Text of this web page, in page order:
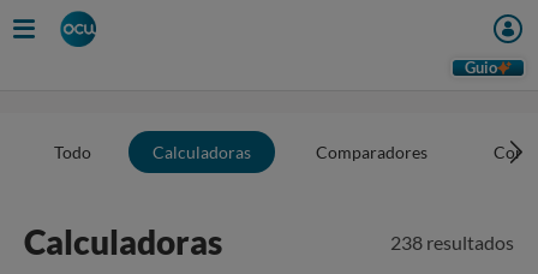
Guio
Todo Calculadoras Comparadores
Calculadoras 238 resultados